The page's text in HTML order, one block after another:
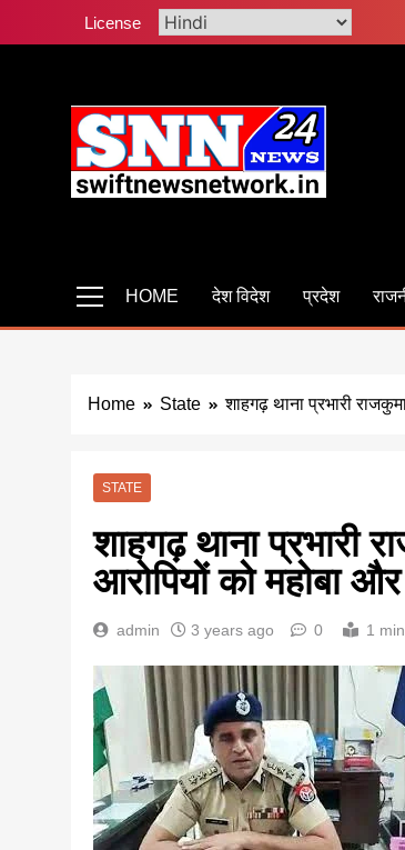
License
HOME देश विदेश प्रदेश
Home State शाहगढ़ थाना प्रभारी
STATE
शाहगढ़ थाना प्रभारी
आरोपियों को महोबा
admin 3 years ago 0 1